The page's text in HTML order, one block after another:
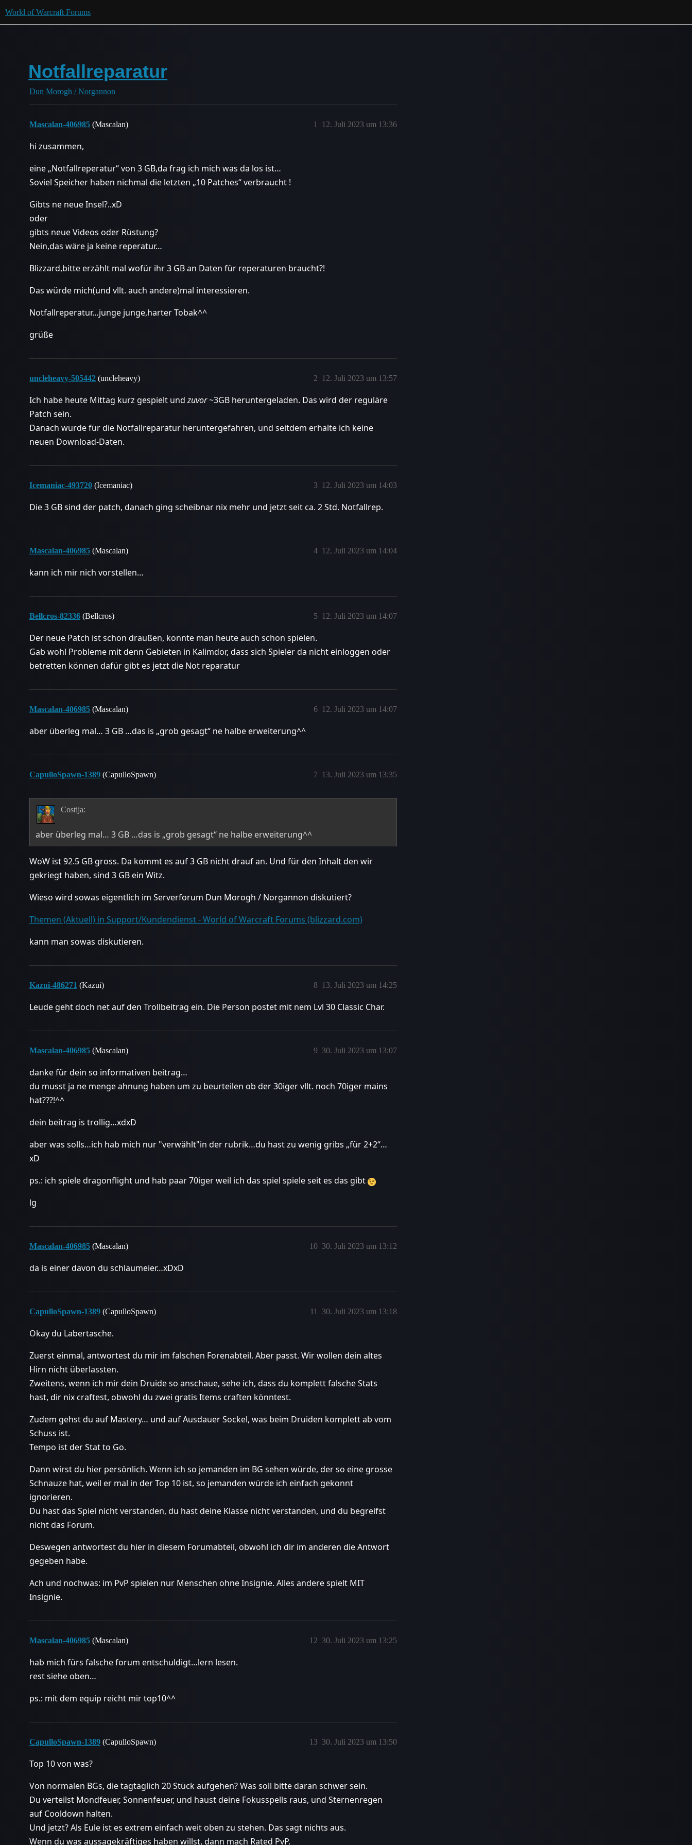
World of Warcraft Forums
Notfallreparatur
Dun Morogh / Norgannon
Mascalan-406985 (Mascalan) 12. Juli 2023 um 13:36
1
hi zusammen,
eine „Notfallreperatur“ von 3 GB,da frag ich mich was da los ist…
Soviel Speicher haben nichmal die letzten „10 Patches“ verbraucht !
Gibts ne neue Insel?..xD
oder
gibts neue Videos oder Rüstung?
Nein,das wäre ja keine reperatur…
Blizzard,bitte erzählt mal wofür ihr 3 GB an Daten für reperaturen braucht?!
Das würde mich(und vllt. auch andere)mal interessieren.
Notfallreperatur…junge junge,harter Tobak^^
grüße
uncleheavy-505442 (uncleheavy) 12. Juli 2023 um 13:57
2
Ich habe heute Mittag kurz gespielt undzuvor~3GB heruntergeladen. Das wird der reguläre
Patch sein.
Danach wurde für die Notfallreparatur heruntergefahren, und seitdem erhalte ich keine
neuen Download-Daten.
Icemaniac-493720 (Icemaniac) 12. Juli 2023 um 14:03
3
Die 3 GB sind der patch, danach ging scheibnar nix mehr und jetzt seit ca. 2 Std. Notfallrep.
Mascalan-406985 (Mascalan) 12. Juli 2023 um 14:04
4
kann ich mir nich vorstellen…
Bellcros-82336 (Bellcros) 12. Juli 2023 um 14:07
5
Der neue Patch ist schon draußen, konnte man heute auch schon spielen.
Gab wohl Probleme mit denn Gebieten in Kalimdor, dass sich Spieler da nicht einloggen oder
betretten können dafür gibt es jetzt die Not reparatur
Mascalan-406985 (Mascalan) 12. Juli 2023 um 14:07
6
aber überleg mal… 3 GB …das is „grob gesagt“ ne halbe erweiterung^^
CapulloSpawn-1389 (CapulloSpawn) 13. Juli 2023 um 13:35
7
Costija:
aber überleg mal… 3 GB …das is „grob gesagt“ ne halbe erweiterung^^
WoW ist 92.5 GB gross. Da kommt es auf 3 GB nicht drauf an. Und für den Inhalt den wir
gekriegt haben, sind 3 GB ein Witz.
Wieso wird sowas eigentlich im Serverforum Dun Morogh / Norgannon diskutiert?
Themen (Aktuell) in Support/Kundendienst - World of Warcraft Forums (blizzard.com)
kann man sowas diskutieren.
Kazui-486271 (Kazui) 13. Juli 2023 um 14:25
8
Leude geht doch net auf den Trollbeitrag ein. Die Person postet mit nem Lvl 30 Classic Char.
Mascalan-406985 (Mascalan) 30. Juli 2023 um 13:07
9
danke für dein so informativen beitrag…
du musst ja ne menge ahnung haben um zu beurteilen ob der 30iger vllt. noch 70iger mains
hat???!^^
dein beitrag is trollig…xdxD
aber was solls…ich hab mich nur "verwählt"in der rubrik…du hast zu wenig gribs „für 2+2“…
xD
ps.: ich spiele dragonflight und hab paar 70iger weil ich das spiel spiele seit es das gibt
lg
Mascalan-406985 (Mascalan) 30. Juli 2023 um 13:12
10
da is einer davon du schlaumeier…xDxD
CapulloSpawn-1389 (CapulloSpawn) 30. Juli 2023 um 13:18
11
Okay du Labertasche.
Zuerst einmal, antwortest du mir im falschen Forenabteil. Aber passt. Wir wollen dein altes
Hirn nicht überlassten.
Zweitens, wenn ich mir dein Druide so anschaue, sehe ich, dass du komplett falsche Stats
hast, dir nix craftest, obwohl du zwei gratis Items craften könntest.
Zudem gehst du auf Mastery… und auf Ausdauer Sockel, was beim Druiden komplett ab vom
Schuss ist.
Tempo ist der Stat to Go.
Dann wirst du hier persönlich. Wenn ich so jemanden im BG sehen würde, der so eine grosse
Schnauze hat, weil er mal in der Top 10 ist, so jemanden würde ich einfach gekonnt
ignorieren.
Du hast das Spiel nicht verstanden, du hast deine Klasse nicht verstanden, und du begreifst
nicht das Forum.
Deswegen antwortest du hier in diesem Forumabteil, obwohl ich dir im anderen die Antwort
gegeben habe.
Ach und nochwas: im PvP spielen nur Menschen ohne Insignie. Alles andere spielt MIT
Insignie.
Mascalan-406985 (Mascalan) 30. Juli 2023 um 13:25
12
hab mich fürs falsche forum entschuldigt…lern lesen.
rest siehe oben…
ps.: mit dem equip reicht mir top10^^
CapulloSpawn-1389 (CapulloSpawn) 30. Juli 2023 um 13:50
13
Top 10 von was?
Von normalen BGs, die tagtäglich 20 Stück aufgehen? Was soll bitte daran schwer sein.
Du verteilst Mondfeuer, Sonnenfeuer, und haust deine Fokusspells raus, und Sternenregen
auf Cooldown halten.
Und jetzt? Als Eule ist es extrem einfach weit oben zu stehen. Das sagt nichts aus.
Wenn du was aussagekräftiges haben willst, dann mach Rated PvP.